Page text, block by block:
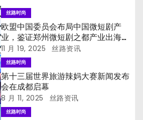
丝路时尚
欧盟中国委员会布局中国微短剧产
业，鉴证郑州微短剧之都产业出海发
展
11 月 19, 2025 丝路资讯
丝路时尚
第十三届世界旅游辣妈大赛新闻发布
会在成都启幕
8 月 11, 2025 丝路资讯
丝路时尚